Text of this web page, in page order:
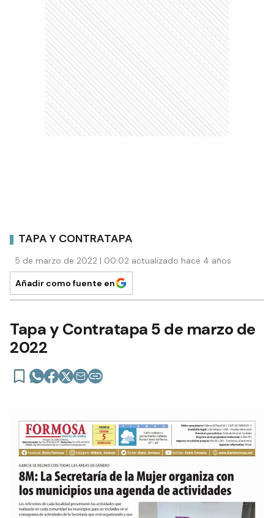
TAPA Y CONTRATAPA
5 de marzo de 2022 | 00:02 actualizado hace 4 años
Añadir como fuente en
Tapa y Contratapa 5 de marzo de
2022